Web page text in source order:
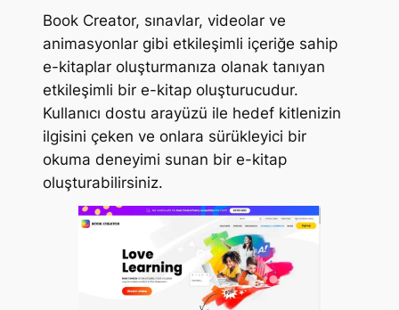
Book Creator, sınavlar, videolar ve
animasyonlar gibi etkileşimli içeriğe sahip
e-kitaplar oluşturmanıza olanak tanıyan
etkileşimli bir e-kitap oluşturucudur.
Kullanıcı dostu arayüzü ile hedef kitlenizin
ilgisini çeken ve onlara sürükleyici bir
okuma deneyimi sunan bir e-kitap
oluşturabilirsiniz.